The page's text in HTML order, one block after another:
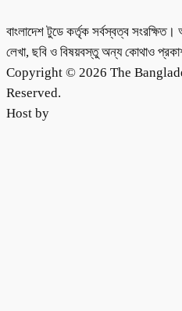
বাংলাদেশ টুডে কর্তৃক সর্বস্বত্ব
লেখা, ছবি ও বিষয়বস্তু অন্য কোথাও
Copyright © 2026 The
Reserved.
Host by